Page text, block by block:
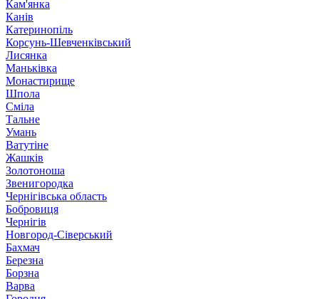
Кам'янка
Канів
Катеринопіль
Корсунь-Шевченківський
Лисянка
Маньківка
Монастирище
Шпола
Сміла
Тальне
Умань
Ватутіне
Жашків
Золотоноша
Звенигородка
Чернігівська область
Бобровиця
Чернігів
Новгород-Сіверський
Бахмач
Березна
Борзна
Варва